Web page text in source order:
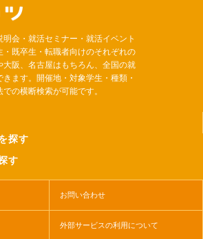
会・就活セミナー・就活イベント
・既卒生・転職者向けのそれぞれの
大阪、名古屋はもちろん、全国の就
ます。開催地・対象学生・種類・
の横断検索が可能です。
探す
す
お問い合わせ
外部サービスの利用について